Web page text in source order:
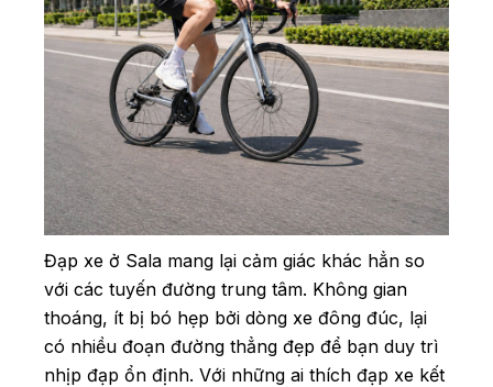
Đạp xe ở Sala mang lại cảm giác khác hẳn so
với các tuyến đường trung tâm. Không gian
thoáng, ít bị bó hẹp bởi dòng xe đông đúc, lại
có nhiều đoạn đường thẳng đẹp để bạn duy trì
nhịp đạp ổn định. Với những ai thích đạp xe kết